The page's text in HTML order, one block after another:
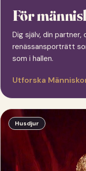
För
Dig själv, din partner,
renässansporträtt
som i hallen.
Utforska
Husdjur